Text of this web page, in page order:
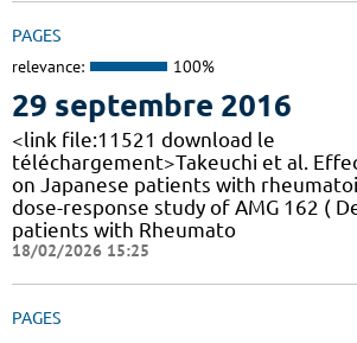
PAGES
relevance: 100%
29 septembre 2016
<link file:11521 download le
téléchargement>Takeuchi et al.
on Japanese patients with
dose-response study of AMG 162 (
patients with Rheumato
18/02/2026 15:25
PAGES